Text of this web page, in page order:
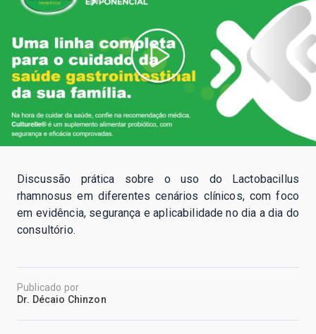
Discussão prática sobre o uso do Lactobacillus
rhamnosus em diferentes cenários clínicos, com foco
em evidência, segurança e aplicabilidade no dia a dia do
consultório.
Publicado por
Dr. Décaio Chinzon